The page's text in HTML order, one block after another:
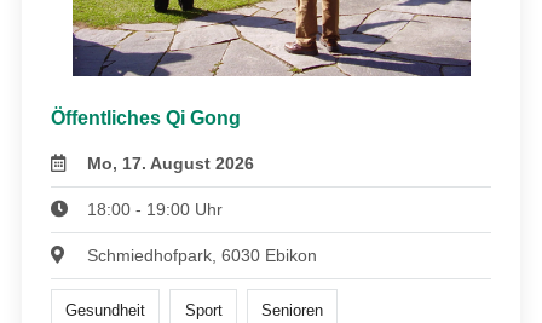
Öffentliches Qi Gong
Mo, 17. August 2026
18:00 - 19:00 Uhr
Schmiedhofpark, 6030 Ebikon
Gesundheit Sport Senioren